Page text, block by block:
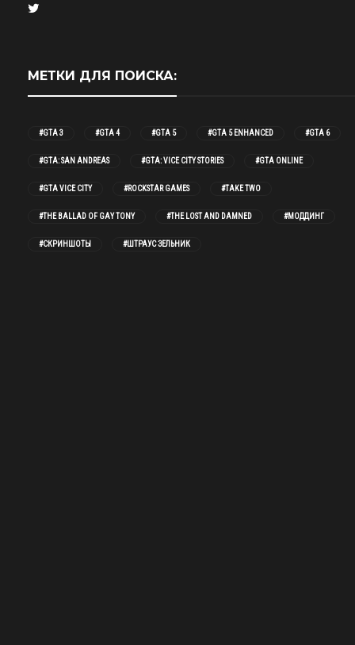
МЕТКИ ДЛЯ ПОИСКА:
#GTA 3 #GTA 4 #GTA 5 #GTA 5 ENHANCED #GTA 6
#GTA: SAN ANDREAS #GTA: VICE CITY STORIES #GTA ONLINE
#GTA VICE CITY #ROCKSTAR GAMES #TAKE TWO
#THE BALLAD OF GAY TONY #THE LOST AND DAMNED #МОДДИНГ
#СКРИНШОТЫ #ШТРАУС ЗЕЛЬНИК